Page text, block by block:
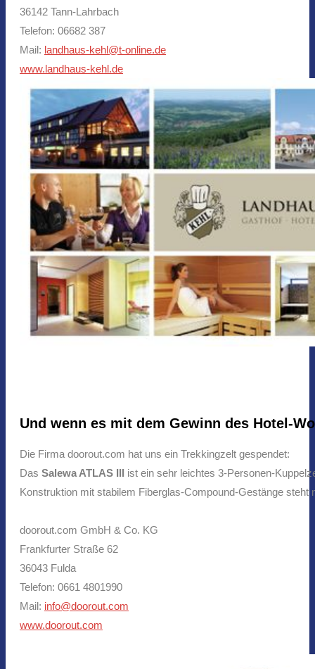
36142 Tann-Lahrbach
Telefon: 06682 387
Mail: landhaus-kehl@t-online.de
www.landhaus-kehl.de
Und wenn es mit dem Gewinn des Hotel-
Die Firma doorout.com hat uns ein Trekkingzelt gespendet:
Das Salewa ATLAS III ist ein sehr leichtes 3-Personen-
Konstruktion mit stabilem Fiberglas-Compound-Gestänge
doorout.com GmbH & Co. KG
Frankfurter Straße 62
36043 Fulda
Telefon: 0661 4801990
Mail: info@doorout.com
www.doorout.com